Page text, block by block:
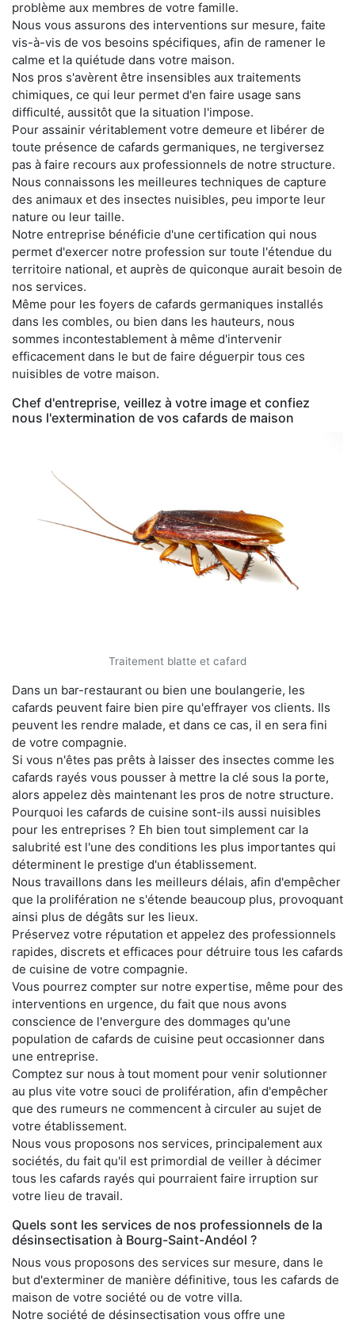
problème aux membres de votre famille.
Nous vous assurons des interventions sur mesure, faite
vis-à-vis de vos besoins spécifiques, afin de ramener le
calme et la quiétude dans votre maison.
Nos pros s'avèrent être insensibles aux traitements
chimiques, ce qui leur permet d'en faire usage sans
difficulté, aussitôt que la situation l'impose.
Pour assainir véritablement votre demeure et libérer de
toute présence de cafards germaniques, ne tergiversez
pas à faire recours aux professionnels de notre structure.
Nous connaissons les meilleures techniques de capture
des animaux et des insectes nuisibles, peu importe leur
nature ou leur taille.
Notre entreprise bénéficie d'une certification qui nous
permet d'exercer notre profession sur toute l'étendue du
territoire national, et auprès de quiconque aurait besoin de
nos services.
Même pour les foyers de cafards germaniques installés
dans les combles, ou bien dans les hauteurs, nous
sommes incontestablement à même d'intervenir
efficacement dans le but de faire déguerpir tous ces
nuisibles de votre maison.
Chef d'entreprise, veillez à votre image et confiez
nous l'extermination de vos cafards de maison
Traitement blatte et cafard
Dans un bar-restaurant ou bien une boulangerie, les
cafards peuvent faire bien pire qu'effrayer vos clients. Ils
peuvent les rendre malade, et dans ce cas, il en sera fini
de votre compagnie.
Si vous n'êtes pas prêts à laisser des insectes comme les
cafards rayés vous pousser à mettre la clé sous la porte,
alors appelez dès maintenant les pros de notre structure.
Pourquoi les cafards de cuisine sont-ils aussi nuisibles
pour les entreprises ? Eh bien tout simplement car la
salubrité est l'une des conditions les plus importantes qui
déterminent le prestige d'un établissement.
Nous travaillons dans les meilleurs délais, afin d'empêcher
que la prolifération ne s'étende beaucoup plus, provoquant
ainsi plus de dégâts sur les lieux.
Préservez votre réputation et appelez des professionnels
rapides, discrets et efficaces pour détruire tous les cafards
de cuisine de votre compagnie.
Vous pourrez compter sur notre expertise, même pour des
interventions en urgence, du fait que nous avons
conscience de l'envergure des dommages qu'une
population de cafards de cuisine peut occasionner dans
une entreprise.
Comptez sur nous à tout moment pour venir solutionner
au plus vite votre souci de prolifération, afin d'empêcher
que des rumeurs ne commencent à circuler au sujet de
votre établissement.
Nous vous proposons nos services, principalement aux
sociétés, du fait qu'il est primordial de veiller à décimer
tous les cafards rayés qui pourraient faire irruption sur
votre lieu de travail.
Quels sont les services de nos professionnels de la
désinsectisation à Bourg-Saint-Andéol ?
Nous vous proposons des services sur mesure, dans le
but d'exterminer de manière définitive, tous les cafards de
maison de votre société ou de votre villa.
Notre société de désinsectisation vous offre une